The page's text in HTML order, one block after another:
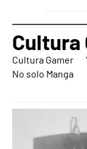
Cultura
Cultura Gamer
No solo Manga